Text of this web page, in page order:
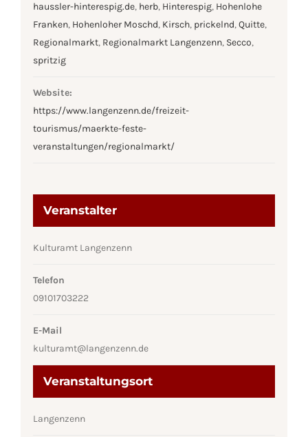
haussler-hinterespig.de, herb, Hinterespig, Hohenlohe
Franken, Hohenloher Moschd, Kirsch, prickelnd,Quitte,
Regionalmarkt, Regionalmarkt Langenzenn, Secco,
spritzig
Website:
https://www.langenzenn.de/freizeit-
tourismus/maerkte-feste-
veranstaltungen/regionalmarkt/
Veranstaltungsort
Langenzenn
Veranstalter
Kulturamt Langenzenn
Telefon
09101703222
E-Mail
kulturamt@langenzenn.de